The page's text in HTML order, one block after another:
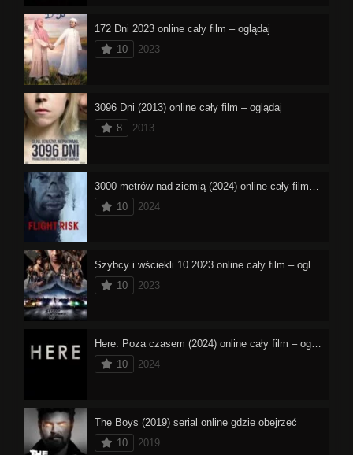
172 Dni 2023 online cały film – oglądaj
10
2023
3096 Dni (2013) online cały film – oglądaj
8
2013
10
2024
10
2023
10
2024
The Boys (2019) serial online gdzie obejrzeć
10
2019